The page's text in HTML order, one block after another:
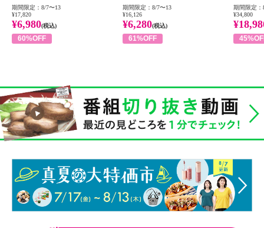
期間限定：8/7〜13
¥17,820
¥6,980(税込)
60%OFF
期間限定：8/7〜13
¥16,126
¥6,280(税込)
61%OFF
期間限定：
¥34,800